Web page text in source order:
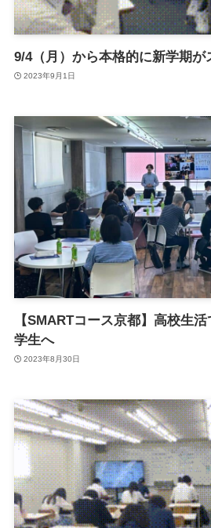
9/4（月）から本格的に新学期が
2023年9月1日
【SMARTコース京都】高校生
学生へ
2023年8月30日